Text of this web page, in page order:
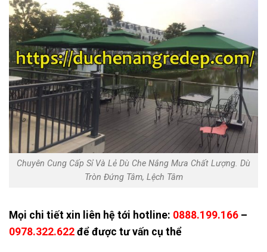
Chuyên Cung Cấp Sỉ Và Lẻ Dù Che Nắng Mưa Chất Lượng. Dù
Tròn Đứng Tâm, Lệch Tâm
Mọi chi tiết xin liên hệ tới hotline: 0888.199.166 –
0978.322.622 để được tư vấn cụ thể